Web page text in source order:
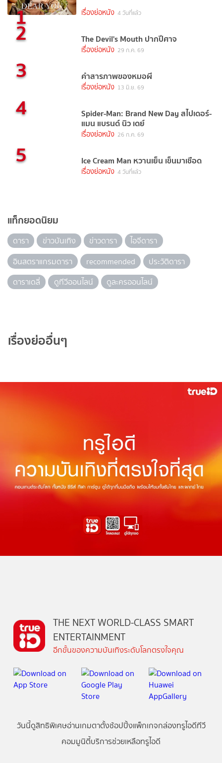
1 เรื่องย่อหนัง 4 วันที่แล้ว
2 The Devil's Mouth ปากปีศาจ
เรื่องย่อหนัง 29 ก.ค. 69
3 คำสารภาพของหมอผี
เรื่องย่อหนัง 13 มิ.ย. 69
4 Spider-Man: Brand New Day สไปเดอร์-
แมน แบรนด์ นิว เดย์
เรื่องย่อหนัง 26 ก.ค. 69
5 Ice Cream Man หวานเย็น เข็นมาเชือด
เรื่องย่อหนัง 4 วันที่แล้ว
แท็กยอดนิยม
ดารา ข่าวบันเทิง ข่าวดารา
ไอจีดารา
อินสตราแกรมดารา
recommended
ประวัติดารา
ดาราเดลี่
ดูทีวีออนไลน์ ดูละครออนไลน์
เรื่องย่ออื่นๆ
THE NEXT WORLD-CLASS SMART
ENTERTAINMENT
อีกขั้นของความบันเทิงระดับโลกตรงใจคุณ
วันนี้ดูสิทธิพิเศษอ่านเกมตาตั้งช้อปปิ้งแพ็กเกจกล่องทรูไอดีทีวี
คอมมูนิตี้บริการช่วยเหลือทรูไอดี